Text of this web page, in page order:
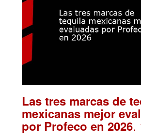
Las tres marcas de
mexicanas mejor
por Profeco en 2026.